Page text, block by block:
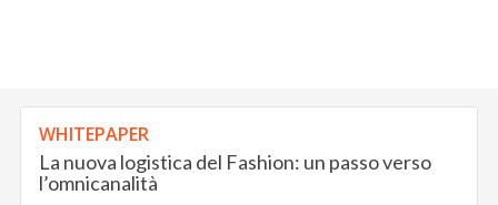
WHITEPAPER
La nuova logistica del Fashion: un passo verso
l’omnicanalità